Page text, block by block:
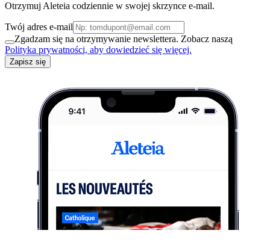
Otrzymuj Aleteia codziennie w swojej skrzynce e-mail.
Twój adres e-mail
Zgadzam się na otrzymywanie newslettera. Zobacz naszą
Polityka prywatności, aby dowiedzieć się więcej.
Zapisz się